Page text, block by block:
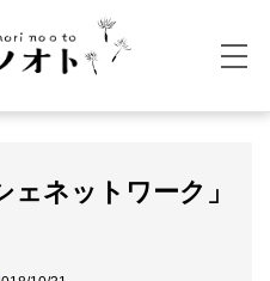
ネットワーク」